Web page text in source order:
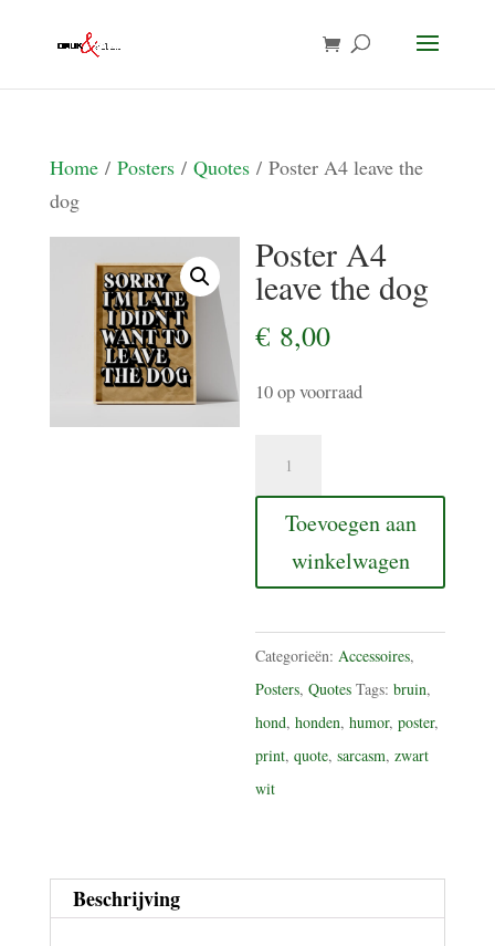
Home/ Posters/ Quotes/ Poster A4 leave the
dog
Poster A4
leave the dog
€ 8,00
10 op voorraad
leave
dog
Toevoegen aan
winkelwagen
Categorieën:Accessoires,
Posters,Quotes Tags:bruin,
hond,honden,humor,poster,
print,quote,sarcasm,zwart
wit
Beschrijving